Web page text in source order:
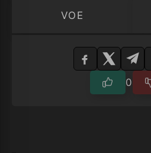
VOE
Изберете
0